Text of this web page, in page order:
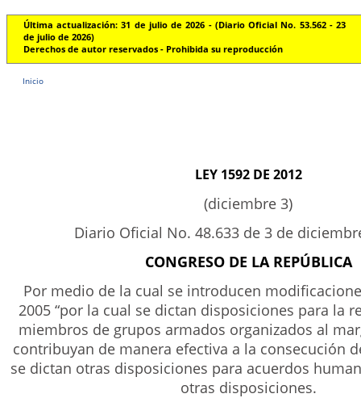
Última actualización: 31 de julio de 2026 - (Diario Oficial No. 53.562 - 23
de julio de 2026)
Derechos de autor reservados - Prohibida su reproducción
Inicio
LEY 1592 DE 2012
(diciembre 3)
Diario Oficial No. 48.633 de 3 de
CONGRESO DE LA REPÚBLICA
Por medio de la cual se introducen
2005 “por la cual se dictan disposiciones para la
miembros de grupos armados organizados al
contribuyan de manera efectiva a la consecución
se dictan otras disposiciones para acuerdos
otras disposiciones.